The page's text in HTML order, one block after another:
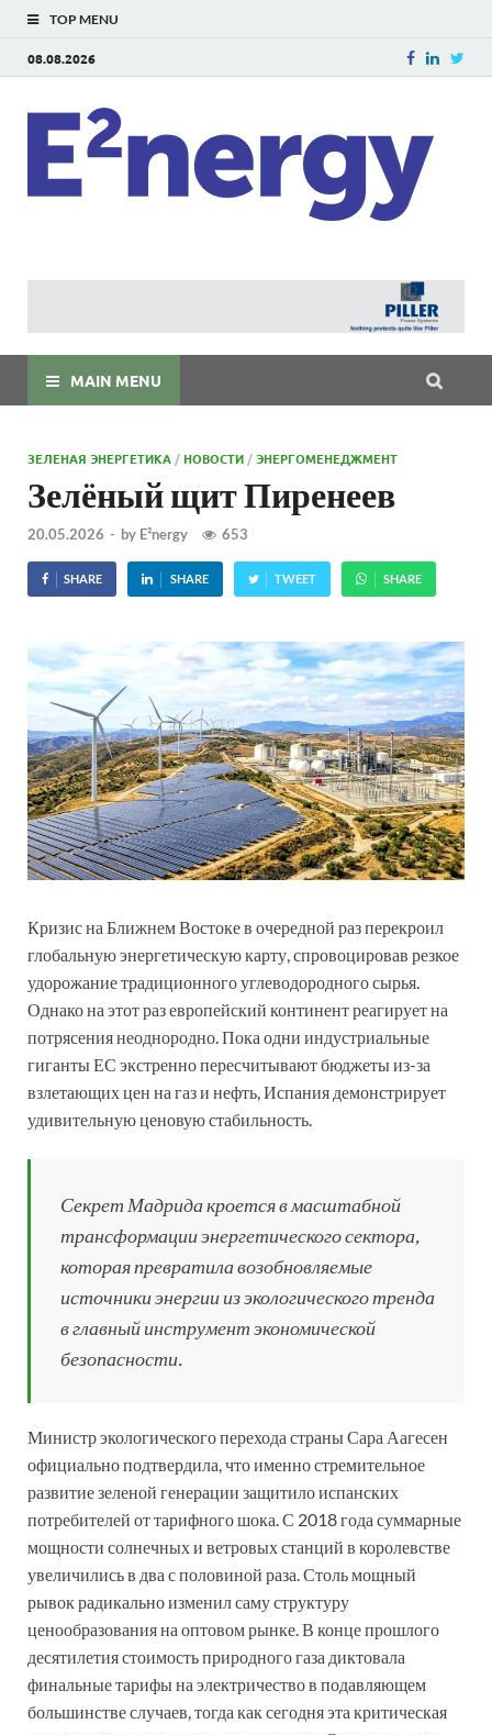
TOP MENU
08.08.2026
MAIN MENU
ЗЕЛЕНАЯ ЭНЕРГЕТИКА /НОВОСТИ /ЭНЕРГОМЕНЕДЖМЕНТ
Зелёный щит Пиренеев
20.05.2026 - by E²nergy 653
SHARE SHARE TWEET SHARE
Кризис на Ближнем Востоке в очередной раз перекроил
глобальную энергетическую карту, спровоцировав резкое
удорожание традиционного углеводородного сырья.
Однако на этот раз европейский континент реагирует на
потрясения неоднородно. Пока одни индустриальные
гиганты ЕС экстренно пересчитывают бюджеты из-за
взлетающих цен на газ и нефть, Испания демонстрирует
удивительную ценовую стабильность.
Секрет Мадрида кроется в масштабной
трансформации энергетического сектора,
которая превратила возобновляемые
источники энергии из экологического тренда
в главный инструмент экономической
безопасности.
Министр экологического перехода страны Сара Аагесен
официально подтвердила, что именно стремительное
развитие зеленой генерации защитило испанских
потребителей от тарифного шока. С 2018 года суммарные
мощности солнечных и ветровых станций в королевстве
увеличились в два с половиной раза. Столь мощный
рывок радикально изменил саму структуру
ценообразования на оптовом рынке. В конце прошлого
десятилетия стоимость природного газа диктовала
финальные тарифы на электричество в подавляющем
большинстве случаев, тогда как сегодня эта критическая